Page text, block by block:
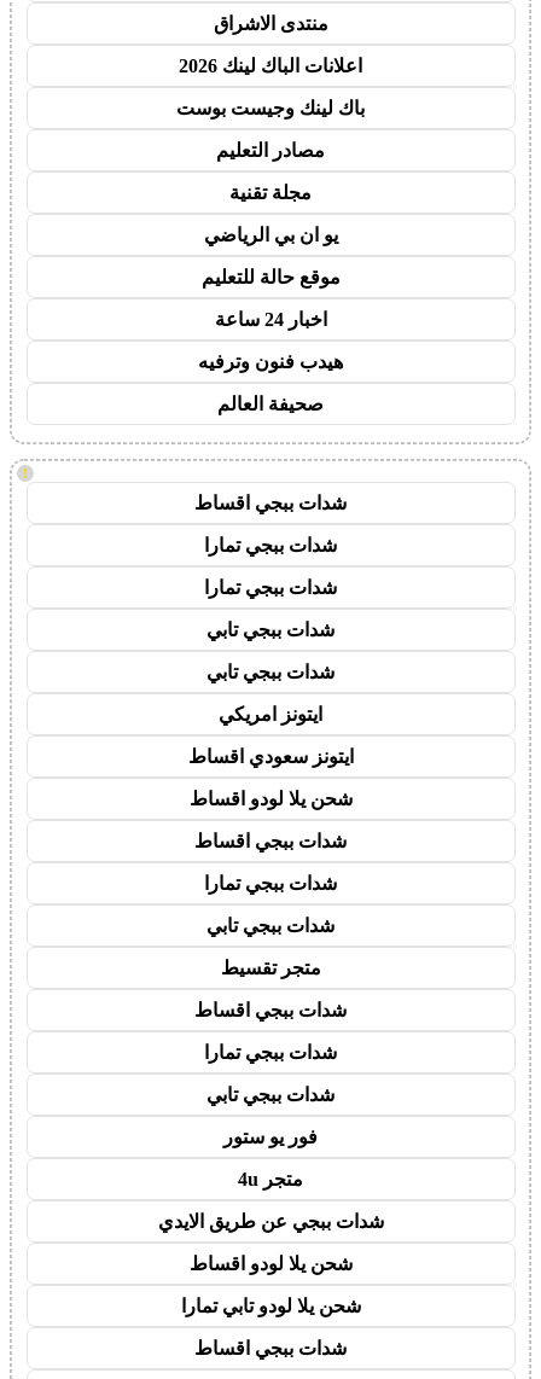
منتدى الاشراق
اعلانات الباك لينك 2026
باك لينك وجيست بوست
مصادر التعليم
مجلة تقنية
يو ان بي الرياضي
موقع حالة للتعليم
اخبار 24 ساعة
هيدب فنون وترفيه
صحيفة العالم
!
شدات ببجي اقساط
شدات ببجي تمارا
شدات ببجي تمارا
شدات ببجي تابي
شدات ببجي تابي
ايتونز امريكي
ايتونز سعودي اقساط
شحن يلا لودو اقساط
شدات ببجي اقساط
شدات ببجي تمارا
شدات ببجي تابي
متجر تقسيط
شدات ببجي اقساط
شدات ببجي تمارا
شدات ببجي تابي
فور يو ستور
متجر 4u
شدات ببجي عن طريق الايدي
شحن يلا لودو اقساط
شحن يلا لودو تابي تمارا
شدات ببجي اقساط